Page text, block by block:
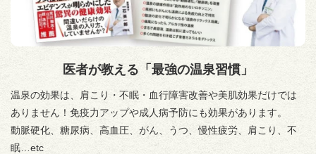
医者が教える「最強の温泉習慣」
温泉の効果は、肩こり・不眠・血行障害改善や美肌効果だけでは
ありません！免疫力アップや成人病予防にも効果があります。
動脈硬化、糖尿病、高血圧、がん、うつ、慢性疲労、肩こり、不
眠…etc